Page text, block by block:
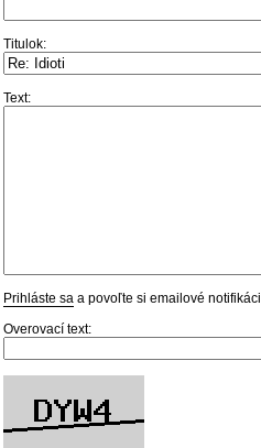
Titulok:
Text:
Prihláste sa a povoľte si emailové
Overovací text: